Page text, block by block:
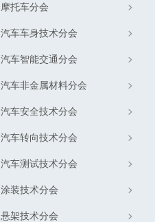
摩托车分会
汽车车身技术分会
汽车智能交通分会
汽车非金属材料分会
汽车安全技术分会
汽车转向技术分会
汽车测试技术分会
涂装技术分会
悬架技术分会